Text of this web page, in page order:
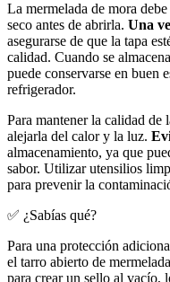
La mermelada de mora
seco antes de abrirla. Una
asegurarse de que la tapa
calidad. Cuando se
puede conservarse en buen
refrigerador.
Para mantener la calidad de
alejarla del calor y la luz.
almacenamiento, ya que
sabor. Utilizar utensilios
para prevenir la
✅ ¿Sabías qué?
Para una protección
el tarro abierto de
para crear un sello al vacío,